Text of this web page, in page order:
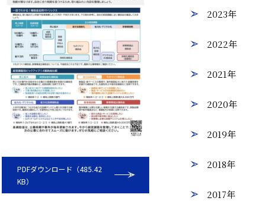
PDFダウンロード（485.42
KB）
2023年
2022年
2021年
2020年
2019年
2018年
2017年